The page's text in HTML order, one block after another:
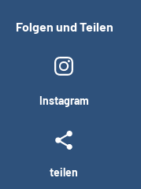
Folgen und Teilen
Instagram
teilen